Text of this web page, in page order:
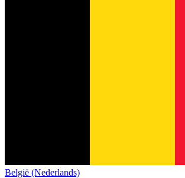
België (Nederlands)